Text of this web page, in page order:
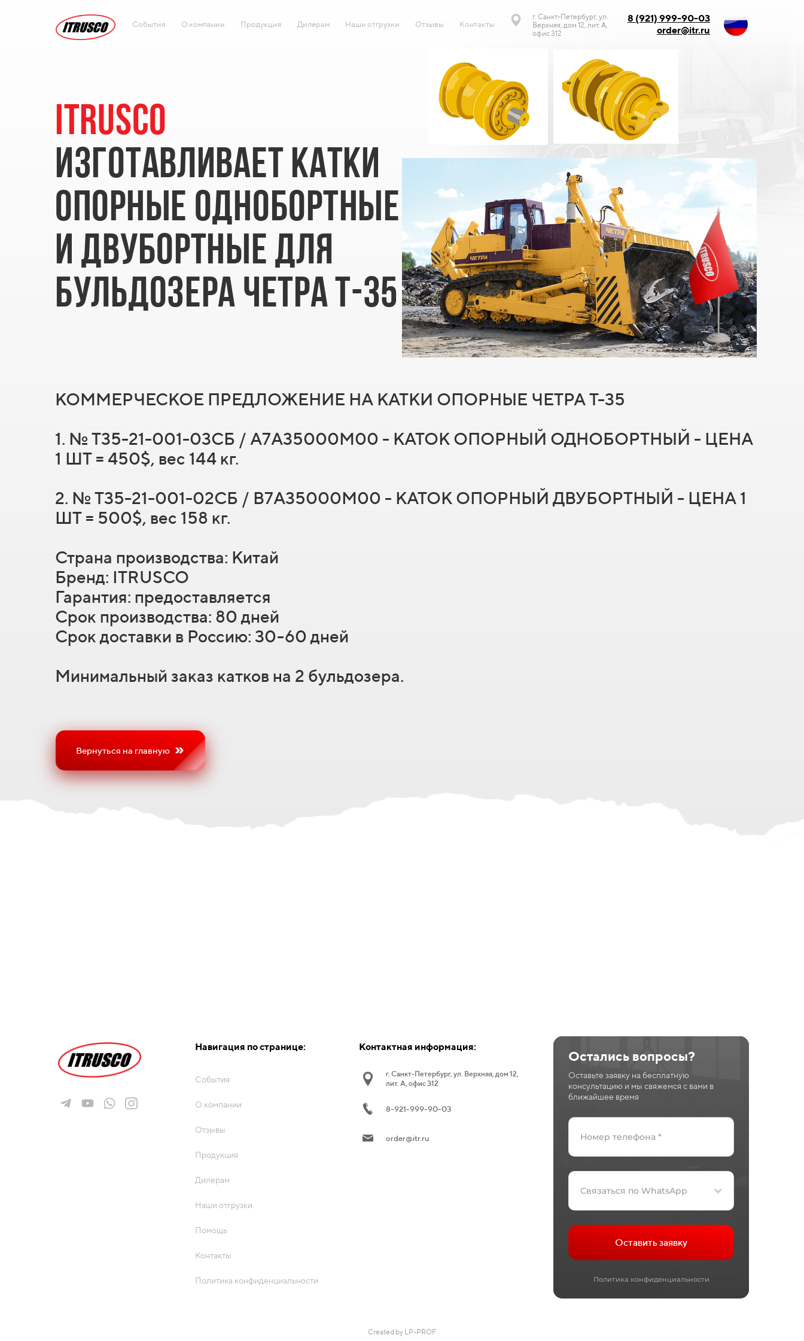
События О компании Продукция Дилерам Наши отгрузки Отзывы Контакты
8 (921) 999-90-03
order@itr.ru
ITRUSCO
ИЗГОТАВЛИВАЕТ КАТКИ
ОПОРНЫЕ ОДНОБОРТНЫЕ
И ДВУБОРТНЫЕ ДЛЯ
БУЛЬДОЗЕРА ЧЕТРА Т-35
Вернуться на главную
г. Санкт-Петербург, ул.
Верхняя, дом 12, лит. А,
офис 312
КОММЕРЧЕСКОЕ ПРЕДЛОЖЕНИЕ НА КАТКИ ОПОРНЫЕ ЧЕТРА Т-35
1. № Т35-21-001-03СБ / A7A35000M00 - КАТОК ОПОРНЫЙ ОДНОБОРТНЫЙ - ЦЕНА
1 ШТ = 450$, вес 144 кг.
2. № Т35-21-001-02СБ / B7A35000M00 - КАТОК ОПОРНЫЙ ДВУБОРТНЫЙ - ЦЕНА 1
ШТ = 500$, вес 158 кг.
Страна производства: Китай
Бренд: ITRUSCO
Гарантия: предоставляется
Срок производства: 80 дней
Срок доставки в Россию: 30-60 дней
Минимальный заказ катков на 2 бульдозера.
Навигация по странице:
События
О компании
Отзывы
Продукция
Дилерам
Наши отгрузки
Помощь
Контакты
Политика конфиденциальности
Контактная информация:
г. Санкт-Петербург, ул. Верхняя, дом 12,
лит. А, офис 312
8-921-999-90-03
order@itr.ru
Остались вопросы?
Оставьте заявку на бесплатную
консультацию и мы свяжемся с вами в
ближайшее время
Связаться по WhatsApp
Оставить заявку
Политика конфиденциальности
Created by LP-PROF